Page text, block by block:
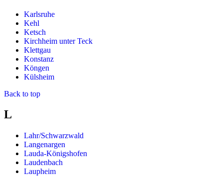
Karlsruhe
Kehl
Ketsch
Kirchheim unter Teck
Klettgau
Konstanz
Köngen
Külsheim
Back to top
L
Lahr/Schwarzwald
Langenargen
Lauda-Königshofen
Laudenbach
Laupheim